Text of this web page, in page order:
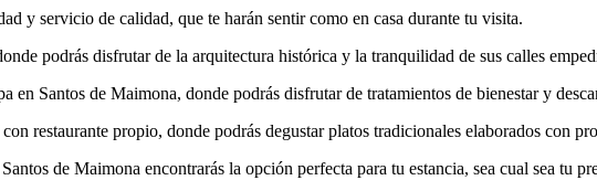
y servicio de calidad, que te harán sentir como en casa durante tu visita.
podrás disfrutar de la arquitectura histórica y la tranquilidad de sus calles
en Santos de Maimona, donde podrás disfrutar de tratamientos de bienestar y
restaurante propio, donde podrás degustar platos tradicionales elaborados con
de Maimona encontrarás la opción perfecta para tu estancia, sea cual sea tu